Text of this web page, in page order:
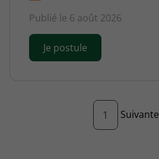
Publié le 6 août 2026
Je postule
1 Page
Suivante